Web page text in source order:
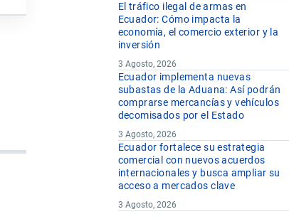
El tráfico ilegal de armas en
Ecuador: Cómo impacta la
economía, el comercio exterior y la
inversión
3 Agosto, 2026
Ecuador implementa nuevas
subastas de la Aduana: Así podrán
comprarse mercancías y vehículos
decomisados por el Estado
3 Agosto, 2026
Ecuador fortalece su estrategia
comercial con nuevos acuerdos
internacionales y busca ampliar su
acceso a mercados clave
3 Agosto, 2026